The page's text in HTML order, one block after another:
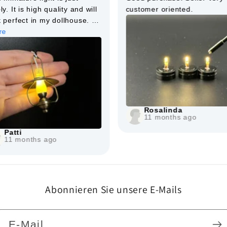
It is high quality and will
perfect in my dollhouse. I
pleased with all of the
I have purchased from
The service is
Patti
11 months ago
customer oriented.
Rosalinda
11 months ago
Abonnieren Sie unsere E-Mails
E-Mail